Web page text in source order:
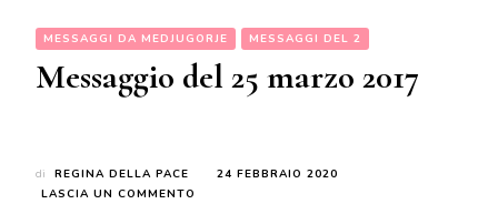
MESSAGGI DA MEDJUGORJE MESSAGGI DEL 2
Messaggio del 25 marzo 2017
di REGINA DELLA PACE
24 FEBBRAIO 2020
LASCIA UN COMMENTO